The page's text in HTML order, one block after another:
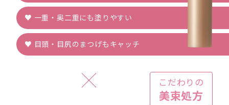
♥ 一重・奥二重にも塗りやすい
♥ 目頭・目尻のまつげもキャッチ
こだわりの
美束処方